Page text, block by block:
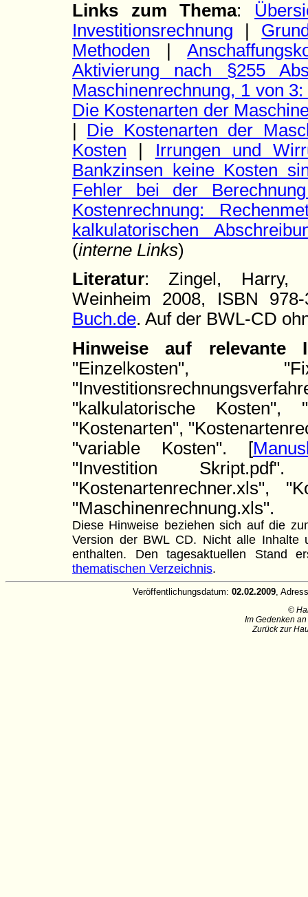
Links zum Thema:
Investitionsrechnung
Methoden |
Aktivierung nach §255
Maschinenrechnung, 1 von
Die Kostenarten der
Die Kostenarten der
Kosten
Irrungen und
Bankzinsen keine Kosten
Fehler bei der
Kostenrechnung:
kalkulatorischen
(interne Links)
Literatur: Zingel, Harry,
Weinheim 2008, ISBN
Buch.de. Auf der BWL-CD
Hinweise auf
"Einzelkosten",
"kalkulatorische Kosten",
"Kostenarten",
"variable Kosten". [
"Investition
"Kostenartenrechner.xls",
"Maschinenrechnung.xls".
Diese Hinweise beziehen sich auf die
Version der BWL CD. Nicht alle Inhalte
enthalten. Den tagesaktuellen Stand
thematischen Verzeichnis.
Veröffentlichungsdatum: 02.02.2009,
©
Im Gedenken
Zurück zur